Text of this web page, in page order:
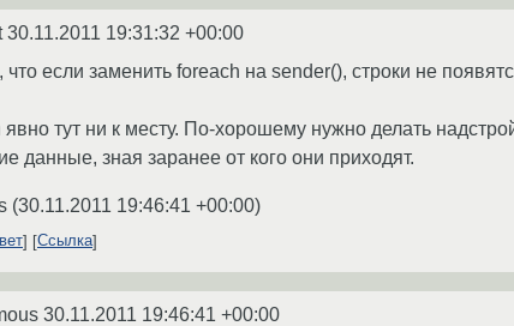
30.11.2011 19:31:32 +00:00
если заменить foreach на sender(), строки не
тут ни к месту. По-хорошему нужно делать
данные, зная заранее от кого они приходят.
(30.11.2011 19:46:41 +00:00)
Ссылка
30.11.2011 19:46:41 +00:00